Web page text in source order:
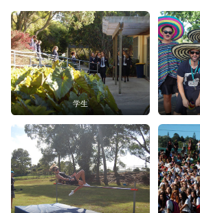
学生